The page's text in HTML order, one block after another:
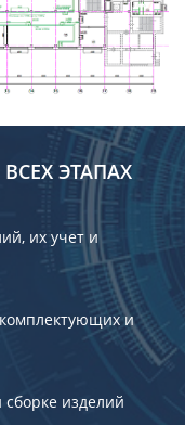
ЭТАПАХ
их учет и
и
изделий